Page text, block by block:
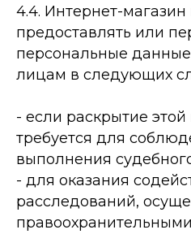
4.4. Интернет-­магазин
предоставлять или
персональные
лицам в следующих
-­ если раскрытие
требуется для
выполнения
-­ для оказания
расследований,